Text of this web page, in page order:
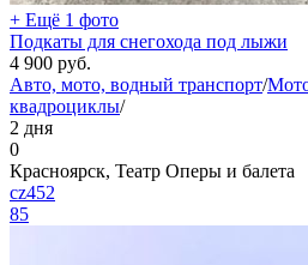
+ Ещё 1 фото
Подкаты для снегохода под лыжи
4 900 руб.
Авто, мото, водный транспорт/
квадроциклы/
2 дня
0
Красноярск, Театр Оперы и балета
cz452
85